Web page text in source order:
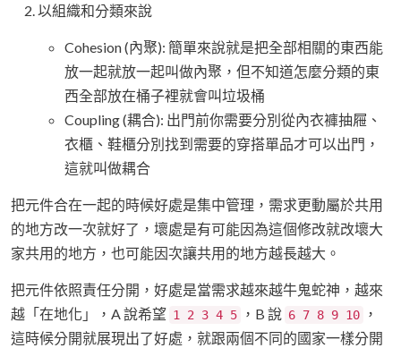
以組織和分類來說
Cohesion (內聚): 簡單來說就是把全部相關的東西能
放一起就放一起叫做內聚，但不知道怎麼分類的東
西全部放在桶子裡就會叫垃圾桶
Coupling (耦合): 出門前你需要分別從內衣褲抽屜、
衣櫃、鞋櫃分別找到需要的穿搭單品才可以出門，
這就叫做耦合
把元件合在一起的時候好處是集中管理，需求更動屬於共用
的地方改一次就好了，壞處是有可能因為這個修改就改壞大
家共用的地方，也可能因次讓共用的地方越長越大。
把元件依照責任分開，好處是當需求越來越牛鬼蛇神，越來
越「在地化」，A 說希望 1 2 3 4 5 ，B 說 6 7 8 9 10
，
這時候分開就展現出了好處，就跟兩個不同的國家一樣分開